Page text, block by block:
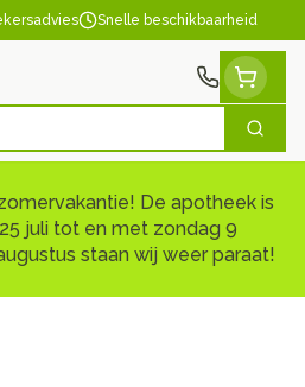
Snelle beschikbaarheid
Zoek
De apotheek is
juli tot en met zondag 9
staan wij weer paraat!